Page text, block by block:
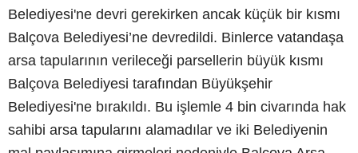
Belediyesi'ne devri gerekirken ancak küçük bir kısmı
Balçova Belediyesi’ne devredildi. Binlerce vatandaşa
arsa tapularının verileceği parsellerin büyük kısmı
Balçova Belediyesi tarafından Büyükşehir
Belediyesi'ne bırakıldı. Bu işlemle 4 bin civarında hak
sahibi arsa tapularını alamadılar ve iki Belediyenin